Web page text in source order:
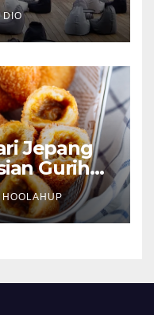
DIO
Jepang
Gurih